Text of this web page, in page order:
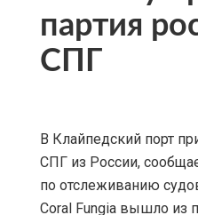
партия
СПГ
В Клайпедский порт
СПГ из России,
по отслеживанию
Coral Fungia вышло из